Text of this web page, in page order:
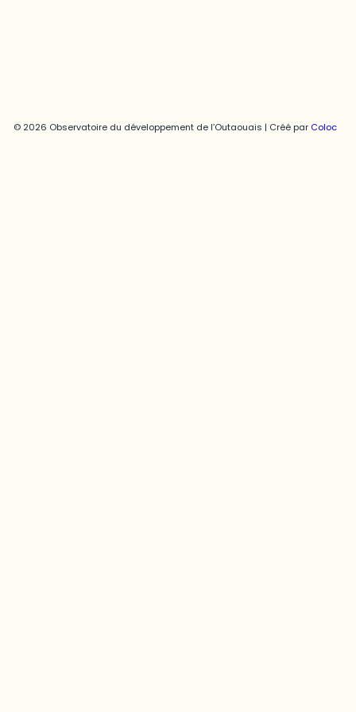
© 2026 Observatoire du développement de l’Outaouais | Créé par Coloc